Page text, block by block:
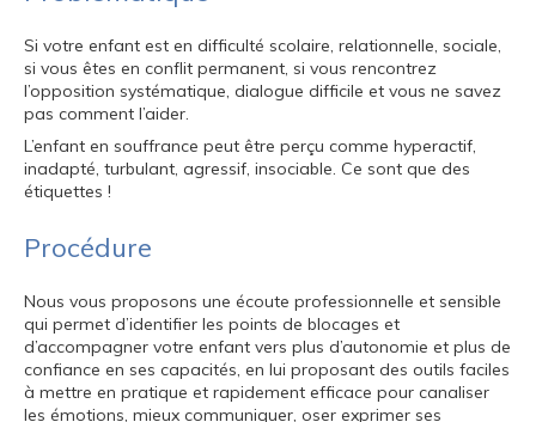
Si votre enfant est en difficulté scolaire, relationnelle, sociale,
si vous êtes en conflit permanent, si vous rencontrez
l’opposition systématique, dialogue difficile et vous ne savez
pas comment l’aider.
L’enfant en souffrance peut être perçu comme hyperactif,
inadapté, turbulant, agressif, insociable. Ce sont que des
étiquettes !
Procédure
Nous vous proposons une écoute professionnelle et sensible
qui permet d’identifier les points de blocages et
d’accompagner votre enfant vers plus d’autonomie et plus de
confiance en ses capacités, en lui proposant des outils faciles
à mettre en pratique et rapidement efficace pour canaliser
les émotions, mieux communiquer, oser exprimer ses